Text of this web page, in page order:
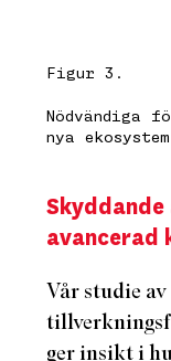
Figur 3.
Nödvändiga
nya
avancerad
Vår studie
ger insikt i